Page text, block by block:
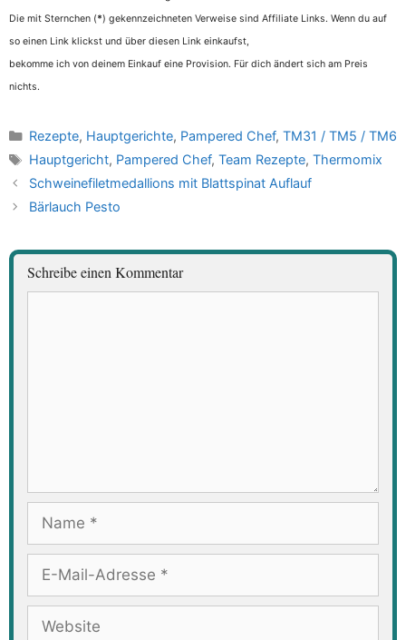
Die mit Sternchen (*) gekennzeichneten Verweise sind Affiliate Links. Wenn du auf
so einen Link klickst und über diesen Link einkaufst,
bekomme ich von deinem Einkauf eine Provision. Für dich ändert sich am Preis
nichts.
Kategorien
Rezepte, Hauptgerichte, Pampered Chef, TM31 / TM5 / TM6
Schlagwörter
Hauptgericht, Pampered Chef, Team Rezepte, Thermomix
Schweinefiletmedallions mit Blattspinat Auflauf
Bärlauch Pesto
Schreibe einen Kommentar
Mail-
Adresse